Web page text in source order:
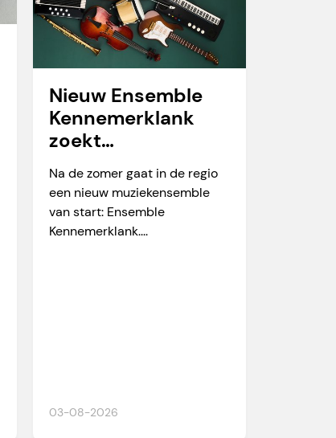
03-08-2026
Nieuw Ensemble
Kennemerklank
zoekt
amateurmuzikante
n
Na de zomer gaat in de regio
een nieuw muziekensemble
van start: Ensemble
Kennemerklank....